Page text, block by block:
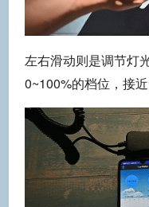
左右滑动则是调节灯
0~100%的档位，接近